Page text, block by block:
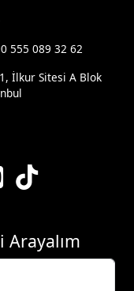
555 089 32 62
İlkur Sitesi A Blok
Arayalım